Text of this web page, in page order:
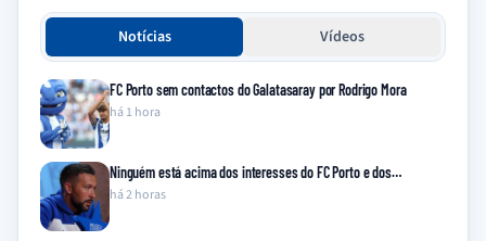
Notícias Vídeos
FC Porto sem contactos do Galatasaray por Rodrigo Mora
há 1 hora
Ninguém está acima dos interesses do FC Porto e dos…
há 2 horas